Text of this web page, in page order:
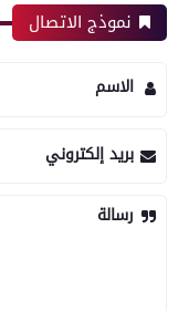
نموذج الاتصال
الاسم
بريد إلكتروني
رسالة